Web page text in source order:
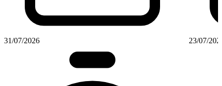
31/07/2026 23/07/